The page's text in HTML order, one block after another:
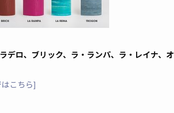
デロ、 ブリック、ラ・ランパ、ラ・レイナ、
こちら]